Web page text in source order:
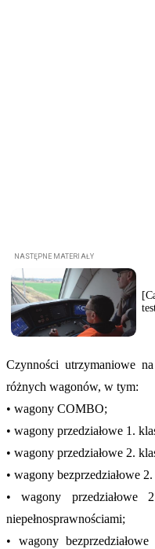
Czynności utrzymaniowe
różnych wagonów, w tym:
• wagony COMBO;
• wagony przedziałowe 1.
• wagony przedziałowe 2.
• wagony bezprzedziałowe
• wagony
niepełnosprawnościami;
• wagony